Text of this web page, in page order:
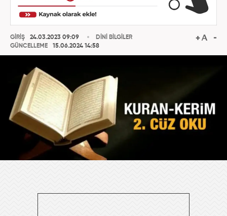
GİRİŞ
24.03.2023 09:09
GÜNCELLEME
15.06.2024 14:58
DİNİ BİLGİLER